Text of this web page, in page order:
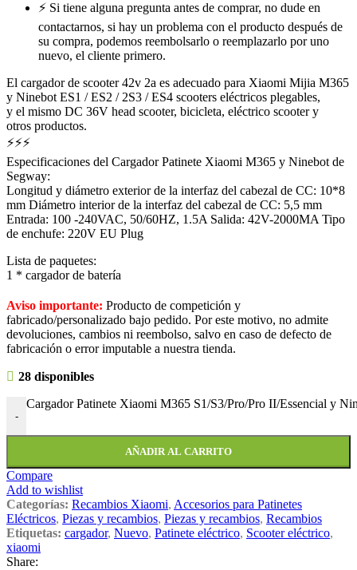
⚡ Si tiene alguna pregunta antes de comprar, no dude en
contactarnos, si hay un problema con el producto después de
su compra, podemos reembolsarlo o reemplazarlo por uno
nuevo, el cliente primero.
El cargador de scooter 42v 2a es adecuado para Xiaomi Mijia M365
y Ninebot ES1 / ES2 / 2S3 / ES4 scooters eléctricos plegables,
y el mismo DC 36V head scooter, bicicleta, eléctrico scooter y
otros productos.
⚡⚡⚡
Especificaciones del Cargador Patinete Xiaomi M365 y Ninebot de
Segway:
Longitud y diámetro exterior de la interfaz del cabezal de CC: 10*8
mm Diámetro interior de la interfaz del cabezal de CC: 5,5 mm
Entrada: 100 -240VAC, 50/60HZ, 1.5A Salida: 42V-2000MA Tipo
de enchufe: 220V EU Plug
Lista de paquetes:
1 * cargador de batería
Aviso importante: Producto de competición y
fabricado/personalizado bajo pedido. Por este motivo, no admite
devoluciones, cambios ni reembolso, salvo en caso de defecto de
fabricación o error imputable a nuestra tienda.
28 disponibles
-
Cargador Patinete Xiaomi M365 S1/S3/Pro/Pro II/Essencial y
AÑADIR AL CARRITO
Compare
Add to wishlist
Categorías: Recambios Xiaomi, Accesorios para Patinetes
Eléctricos, Piezas y recambios, Piezas y recambios, Recambios
Etiquetas: cargador, Nuevo, Patinete eléctrico, Scooter eléctrico,
xiaomi
Share: